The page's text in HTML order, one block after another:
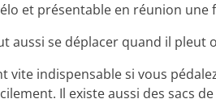
et présentable en réunion une
aussi se déplacer quand il pleut
vite indispensable si vous
Il existe aussi des sacs